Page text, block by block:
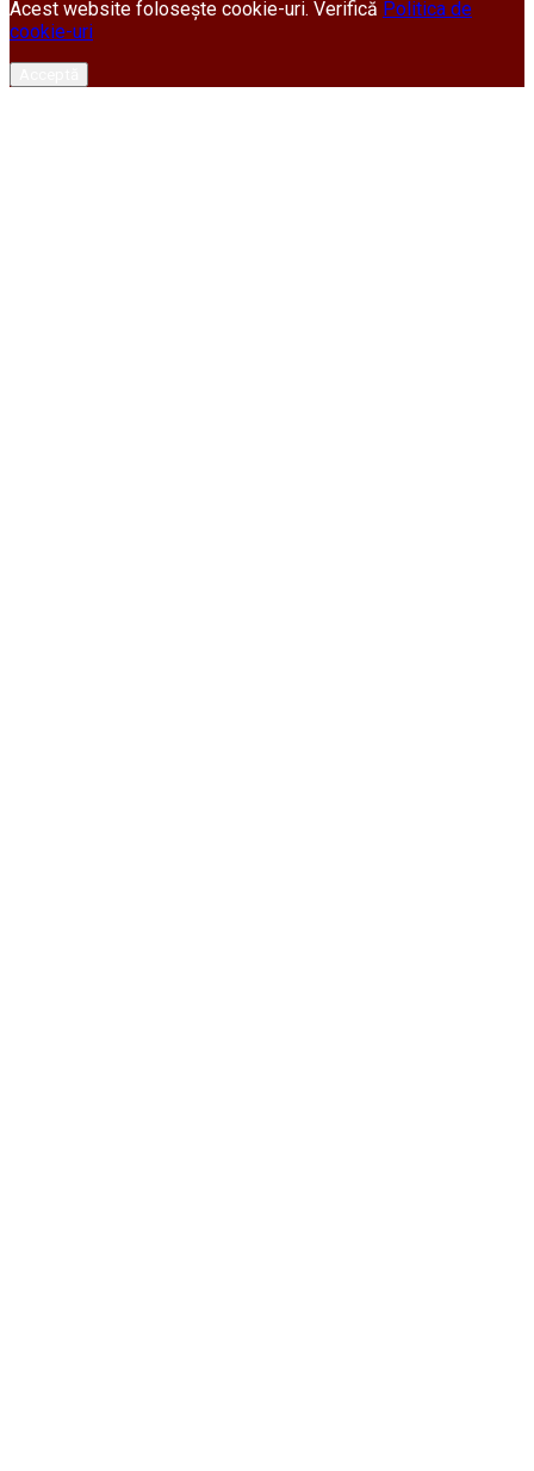
Acest website folosește cookie-uri. Verifică Politica de
cookie-uri